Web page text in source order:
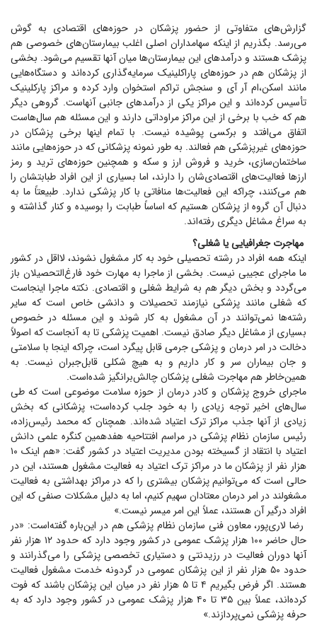
گزارش‌های متفاوتی از حضور پزشکان در حوزه‌های اقتصادی به گوش
می‌رسد. بگذریم از اینکه سهامداران اصلی اغلب بیمارستان‌های خصوصی هم
پزشک هستند و درآمد‌های این بیمارستان‌ها میان آنها تقسیم می‌شود. بخشی
از پزشکان هم در حوزه‌های پاراکلینیک سرمایه‌گذاری کرده‌اند و دستگاه‌هایی
مانند اسکن،‌ام آر آی و سنجش تراکم استخوان وارد کرده و مراکز پارکلینیک
تأسیس کرده‌اند و این مراکز یکی از درآمد‌های جانبی آنهاست. گروهی دیگر
هم که خب با برخی از این مراکز مراوداتی دارند و این مسئله هم سال‌هاست
اتفاق می‌افتد و برکسی پوشیده نیست. با تمام اینها برخی پزشکان در
حوزه‌های غیر‌پزشکی هم فعالند. به طور نمونه پزشکانی که در حوزه‌هایی مانند
ساختمان‌سازی، خرید و فروش ارز و سکه و همچنین حوزه‌های ترید و رمز
ارز‌ها فعالیت‌های اقتصادی‌شان را دارند، اما بسیاری از این افراد طبابتشان را
هم می‌کنند، چراکه این فعالیت‌ها منافاتی با کار پزشکی ندارد. طبیعتاً ما به
دنبال آن گروه از پزشکان هستیم که اساساً طبابت را بوسیده و کنار گذاشته و
به سراغ مشاغل دیگری رفته‌اند.
مهاجرت جغرافیایی یا شغلی؟
اینکه همه افراد در رشته تحصیلی خود به کار مشغول نشوند، لااقل در کشور
ما ماجرای عجیبی نیست. بخشی از ماجرا به مهارت خود فارغ‌التحصیلان باز
می‌گردد و بخش دیگر هم به شرایط شغلی و اقتصادی. نکته ماجرا اینجاست
که شغلی مانند پزشکی نیازمند تحصیلات و دانشی خاص است که سایر
رشته‌ها نمی‌توانند در آن مشغول به کار شوند و این مسئله در خصوص
بسیاری از مشاغل دیگر صادق نیست. اهمیت پزشکی تا به آنجاست که اصولاً
دخالت در امر درمان و پزشکی جرمی قابل پیگرد است، چراکه اینجا با سلامتی
و جان بیماران سر و کار داریم و به هیچ شکلی قابل‌جبران نیست. به
همین‌خاطر هم مهاجرت شغلی پزشکان چالش‌برانگیز شده‌است.
ماجرای خروج پزشکان و کادر درمان از حوزه سلامت موضوعی است که طی
سال‌های اخیر توجه زیادی را به خود جلب کرده‌است؛ پزشکانی که بخش
زیادی از آنها جذب مراکز ترک اعتیاد شده‌اند. همچنان که محمد رئیس‌زاده،
رئیس سازمان نظام پزشکی در مراسم افتتاحیه هفدهمین کنگره علمی دانش
اعتیاد با انتقاد از گسیخته بودن مدیریت اعتیاد در کشور گفت: «هم اینک ۱۰
هزار نفر از پزشکان ما در مراکز ترک اعتیاد به فعالیت مشغول هستند، این در
حالی است که می‌توانیم پزشکان بیشتری را که در مراکز بهداشتی به فعالیت
مشغولند در امر درمان معتادان سهیم کنیم، اما به دلیل مشکلات صنفی که این
افراد درگیر آن هستند، عملاً این امر میسر نیست.»
رضا لاری‌پور، معاون فنی سازمان نظام پزشکی هم در این‌باره گفته‌است: «در
حال حاضر ۱۰۰ هزار پزشک عمومی در کشور وجود دارد که حدود ۱۲ هزار نفر
آنها دوران فعالیت در رزیدنتی و دستیاری تخصصی پزشکی را می‌گذرانند و
حدود ۵۰ هزار نفر از این پزشکان عمومی در گردونه خدمت مشغول فعالیت
هستند. اگر فرض بگیریم ۴ تا ۵ هزار نفر در میان این پزشکان باشند که فوت
کرده‌اند، عملاً بین ۳۵ تا ۴۰ هزار پزشک عمومی در کشور وجود دارد که به
حرفه پزشکی نمی‌پردازند.»